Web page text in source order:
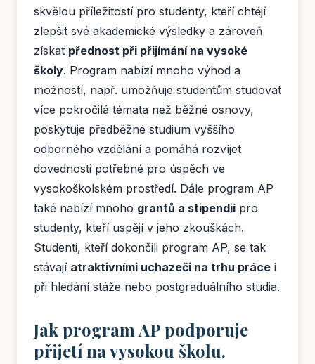
skvělou příležitostí pro studenty, kteří chtějí
zlepšit své akademické výsledky a zároveň
získat přednost při přijímání na vysoké
školy. Program nabízí mnoho výhod a
možností, např. umožňuje studentům studovat
více pokročilá témata než běžné osnovy,
poskytuje předběžné studium vyššího
odborného vzdělání a pomáhá rozvíjet
dovednosti potřebné pro úspěch ve
vysokoškolském prostředí. Dále program AP
také nabízí mnoho grantů a stipendiípro
studenty, kteří uspějí v jeho zkouškách.
Studenti, kteří dokončili program AP, se tak
stávají atraktivními uchazeči na trhu práce i
při hledání stáže nebo postgraduálního studia.
Jak program AP podporuje
přijetí na vysokou školu.